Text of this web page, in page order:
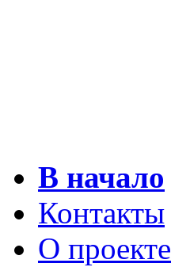
В начало
Контакты
О проекте